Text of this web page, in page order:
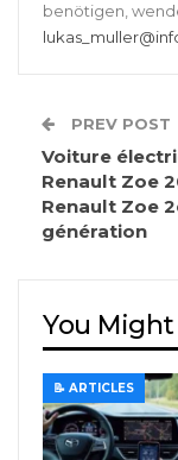
benötigen,
PREV POST
Voiture
Renault Zoe
Renault Zoe
génération
You
📝 ARTICLES